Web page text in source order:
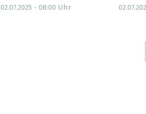
02.07.2025 - 08:00 Uhr